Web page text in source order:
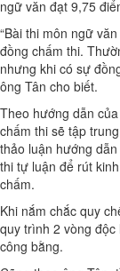
ngữ văn đạt 9,75
“Bài thi môn ngữ
đồng chấm thi.
nhưng khi có sự
ông Tân cho biết.
Theo hướng dẫn
chấm thi sẽ tập
thảo luận hướng
thi tự luận để rút
chấm.
Khi nắm chắc quy
quy trình 2 vòng
công bằng.